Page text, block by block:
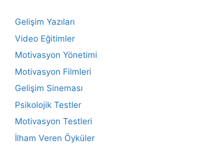
Gelişim Yazıları
Video Eğitimler
Motivasyon Yönetimi
Motivasyon Filmleri
Gelişim Sineması
Psikolojik Testler
Motivasyon Testleri
İlham Veren Öyküler